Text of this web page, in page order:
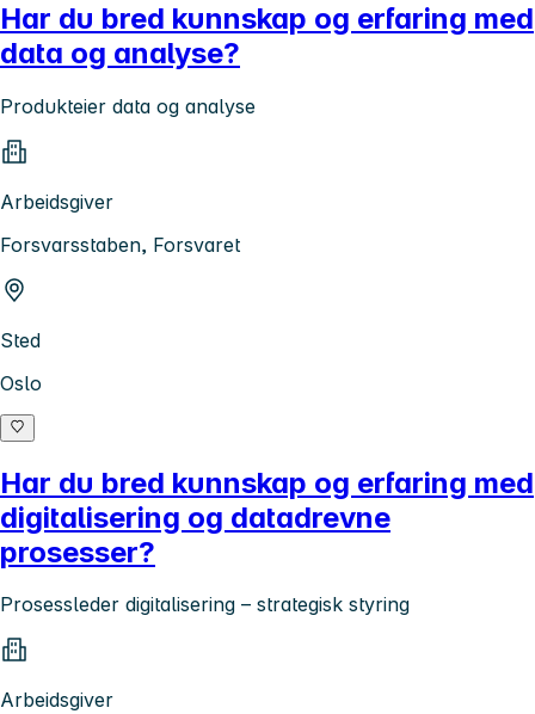
Har du bred kunnskap og erfaring med
data og analyse?
Produkteier data og analyse
Arbeidsgiver
Forsvarsstaben, Forsvaret
Sted
Oslo
Har du bred kunnskap og erfaring med
digitalisering og datadrevne
prosesser?
Prosessleder digitalisering – strategisk styring
Arbeidsgiver